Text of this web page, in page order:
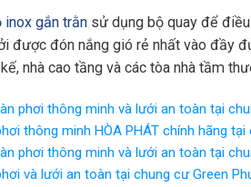
inox gắn trằn sử dụng bộ quay để
được đón nắng gió rẻ nhất vào đầy
nhà cao tầng và các tòa nhà tầm
phơi thông minh và lưới an toàn tại
thông minh HÒA PHÁT chính hãng
phơi thông minh và lưới an toàn tại
và lưới an toàn tại chung cư Green